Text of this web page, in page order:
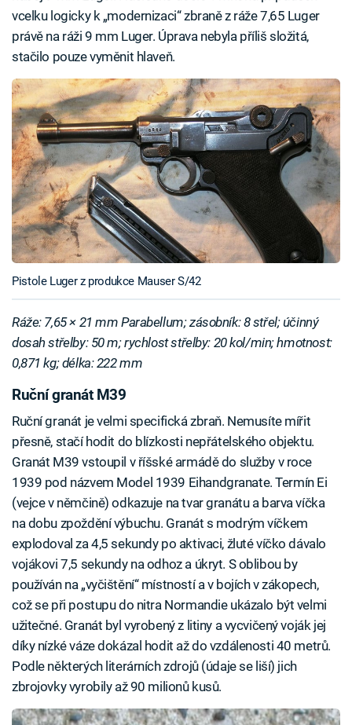
vcelku logicky k „modernizaci“ zbraně z ráže 7,65 Luger
právě na ráži 9 mm Luger. Úprava nebyla příliš složitá,
stačilo pouze vyměnit hlaveň.
Pistole Luger z produkce Mauser S/42
Ráže: 7,65 × 21 mm Parabellum; zásobník: 8 střel; účinný
dosah střelby: 50 m; rychlost střelby: 20 kol/min; hmotnost:
0,871 kg; délka: 222 mm
Ruční granát M39
Ruční granát je velmi specifická zbraň. Nemusíte mířit
přesně, stačí hodit do blízkosti nepřátelského objektu.
Granát M39 vstoupil v říšské armádě do služby v roce
1939 pod názvem Model 1939 Eihandgranate. Termín Ei
(vejce v němčině) odkazuje na tvar granátu a barva víčka
na dobu zpoždění výbuchu. Granát s modrým víčkem
explodoval za 4,5 sekundy po aktivaci, žluté víčko dávalo
vojákovi 7,5 sekundy na odhoz a úkryt. S oblibou by
používán na „vyčištění“ místností a v bojích v zákopech,
což se při postupu do nitra Normandie ukázalo být velmi
užitečné. Granát byl vyrobený z litiny a vycvičený voják jej
díky nízké váze dokázal hodit až do vzdálenosti 40 metrů.
Podle některých literárních zdrojů (údaje se liší) jich
zbrojovky vyrobily až 90 milionů kusů.